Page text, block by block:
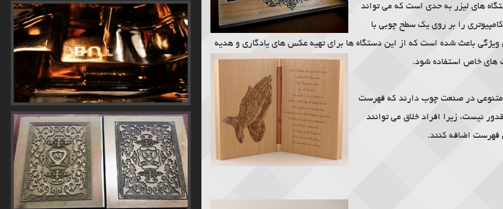
های لیزر به حدی است که می تواند
را بر روی یک سطح چوبی با
ویژگی باعث شده است که از این دستگاه ها برای تهیه عکس های یادگاری و هدیه
های خاص استفاده شود.
متنوعی در صنعت چوب دارند که فهرست
نیست، زیرا افراد خلاق می توانند
فهرست اضافه کنند.